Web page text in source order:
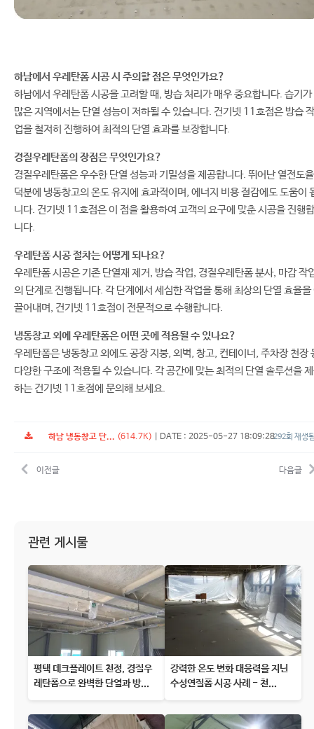
하남에서 우레탄폼 시공 시 주의할 점은 무엇인가요?
하남에서 우레탄폼 시공을 고려할 때, 방습 처리가 매우 중요합니다. 습기가
많은 지역에서는 단열 성능이 저하될 수 있습니다. 건기넷 11호점은 방습 작
업을 철저히 진행하여 최적의 단열 효과를 보장합니다.
경질우레탄폼의 장점은 무엇인가요?
경질우레탄폼은 우수한 단열 성능과 기밀성을 제공합니다. 뛰어난 열전도율
덕분에 냉동창고의 온도 유지에 효과적이며, 에너지 비용 절감에도 도움이
니다. 건기넷 11호점은 이 점을 활용하여 고객의 요구에 맞춘 시공을 진행합
니다.
우레탄폼 시공 절차는 어떻게 되나요?
우레탄폼 시공은 기존 단열재 제거, 방습 작업, 경질우레탄폼 분사, 마감 작
의 단계로 진행됩니다. 각 단계에서 세심한 작업을 통해 최상의 단열 효율을
끌어내며, 건기넷 11호점이 전문적으로 수행합니다.
냉동창고 외에 우레탄폼은 어떤 곳에 적용될 수 있나요?
우레탄폼은 냉동창고 외에도 공장 지붕, 외벽, 창고, 컨테이너, 주차장 천장
다양한 구조에 적용될 수 있습니다. 각 공간에 맞는 최적의 단열 솔루션을
하는 건기넷 11호점에 문의해 보세요.
하남 냉동창고 단... (614.7K) 292회 재생
DATE : 2025-05-27 18:09:28
이전글 다음글
관련 게시물
평택 데크플레이트 천정, 경질우
레탄폼으로 완벽한 단열과 방...
강력한 온도 변화 대응력을 지닌
수성연질폼 시공 사례 - 천...